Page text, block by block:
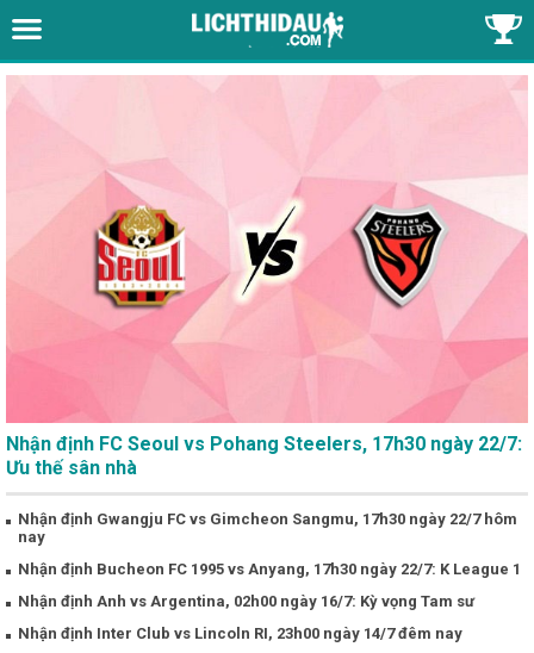
Nhận định FC Seoul vs Pohang Steelers, 17h30 ngày 22/7:
Ưu thế sân nhà
Nhận định Gwangju FC vs Gimcheon Sangmu, 17h30 ngày 22/7 hôm
nay
Nhận định Bucheon FC 1995 vs Anyang, 17h30 ngày 22/7: K League 1
Nhận định Anh vs Argentina, 02h00 ngày 16/7: Kỳ vọng Tam sư
Nhận định Inter Club vs Lincoln RI, 23h00 ngày 14/7 đêm nay